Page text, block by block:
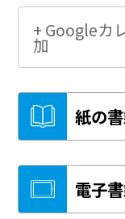
+ Googleカ
加
紙の
電子